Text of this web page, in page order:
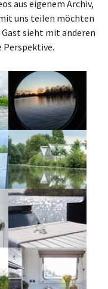
aus eigenem Archiv,
uns teilen möchten
Gast sieht mit anderen
Perspektive.
Show larger version
Show larger version
Show larger version
Show larger version